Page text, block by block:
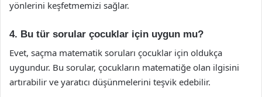
yönlerini keşfetmemizi sağlar.
4. Bu tür sorular çocuklar için uygun mu?
Evet, saçma matematik soruları çocuklar için oldukça
uygundur. Bu sorular, çocukların matematiğe olan ilgisini
artırabilir ve yaratıcı düşünmelerini teşvik edebilir.